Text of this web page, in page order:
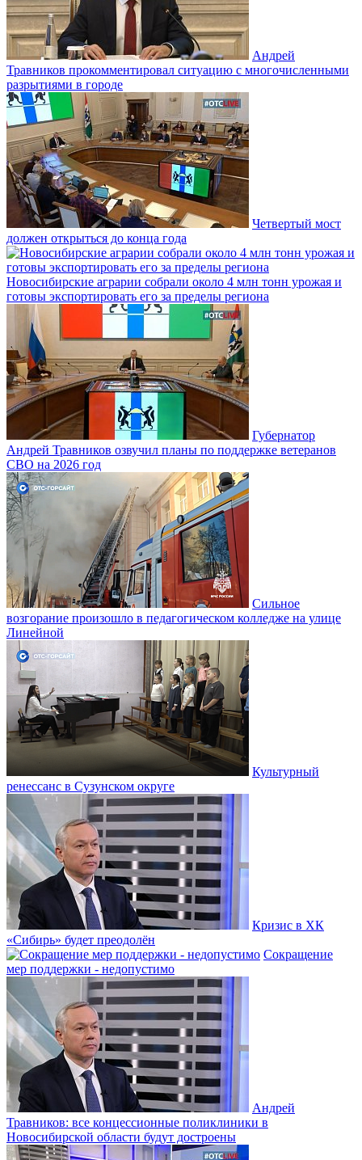
Андрей
Травников прокомментировал ситуацию с многочисленными
разрытиями в городе
Четвертый мост
должен открыться до конца года
Новосибирские аграрии собрали около 4 млн тонн урожая и
готовы экспортировать его за пределы региона
Губернатор
Андрей Травников озвучил планы по поддержке ветеранов
СВО на 2026 год
Сильное
возгорание произошло в педагогическом колледже на улице
Линейной
Культурный
ренессанс в Сузунском округе
Кризис в ХК
«Сибирь» будет преодолён
Сокращение
мер поддержки - недопустимо
Андрей
Травников: все концессионные поликлиники в
Новосибирской области будут достроены